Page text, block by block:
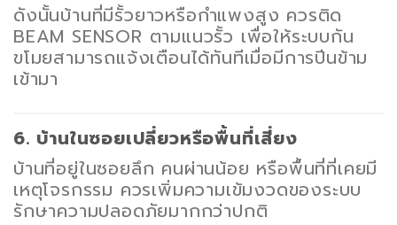
ดังนั้นบ้านที่มีรั้วยาวหรือกำแพงสูง ควรติด
BEAM SENSOR ตามแนวรั้ว เพื่อให้ระบบกัน
ขโมยสามารถแจ้งเตือนได้ทันทีเมื่อมีการปีนข้าม
เข้ามา
6. บ้านในซอยเปลี่ยวหรือพื้นที่เสี่ยง
บ้านที่อยู่ในซอยลึก คนผ่านน้อย หรือพื้นที่ที่เคยมี
เหตุโจรกรรม ควรเพิ่มความเข้มงวดของระบบ
รักษาความปลอดภัยมากกว่าปกติ